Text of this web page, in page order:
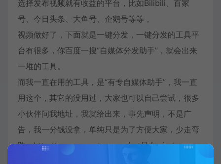
选择发布视频就有收益的平台，比如Bilibili、百家
号、今日头条、大鱼号、企鹅号等等，
视频做好了，下面就是一键分发，一键分发的工具平
台有很多，你百度一搜“自媒体分发助手”，就会出来
一堆的工具。
而我一直在用的工具，是“有专自媒体助手”，我一直
用这个，其它的没用过，大家也可以自己尝试，很多
小伙伴问我地址，我就给出来，事先声明，不是广
告，我一分钱没拿，单纯只是为了方便大家，少走弯
路，http://www.yzzmtzs.com/ （只有windows